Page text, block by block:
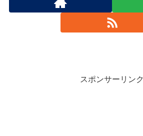
スポンサーリンク